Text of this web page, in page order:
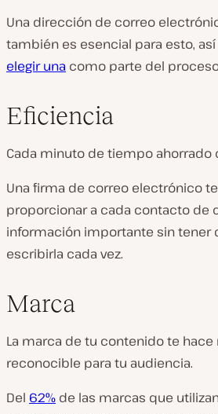
Una dirección de correo
también es esencial para esto,
elegir una como parte del
Eficiencia
Cada minuto de tiempo ahorrado
Una firma de correo electrónico
proporcionar a cada contacto de
información importante sin tener
escribirla cada vez.
Marca
La marca de tu contenido te
reconocible para tu audiencia.
Del 62% de las marcas que